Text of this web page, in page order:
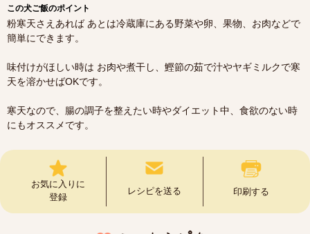
この犬ご飯のポイント
粉寒天さえあれば あとは冷蔵庫にある野菜や卵、果物、お肉などで
簡単にできます。
味付けがほしい時は お肉や煮干し、鰹節の茹で汁やヤギミルクで寒
天を溶かせばOKです。
寒天なので、腸の調子を整えたい時やダイエット中、食欲のない時
にもオススメです。
お気に入りに
登録
レシピを送る 印刷する